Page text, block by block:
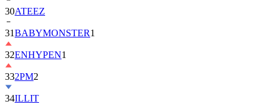
31BABYMONSTER
32ENHYPEN1
332PM2
34ILLIT
35